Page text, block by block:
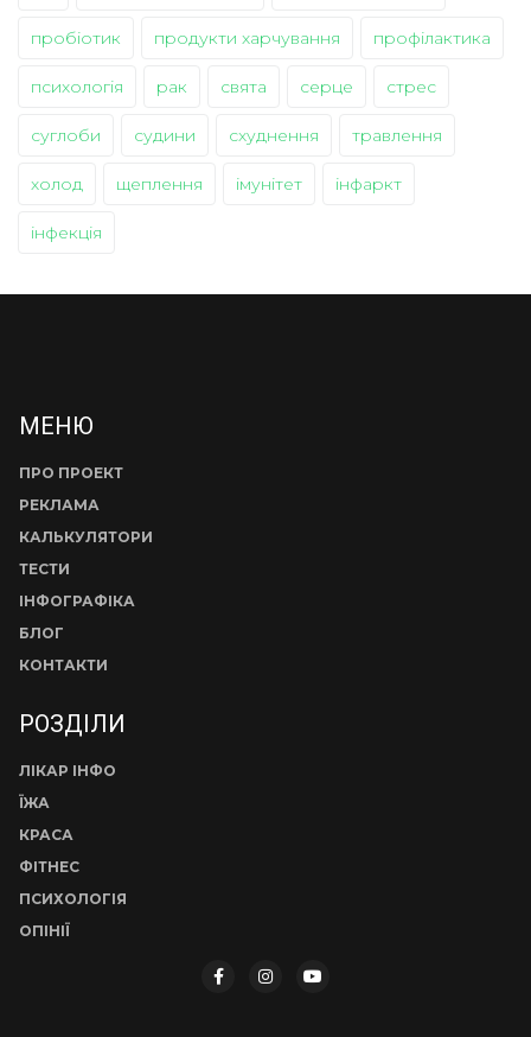
пробіотик продукти харчування профілактика
психологія рак свята серце стрес
суглоби судини схуднення травлення
холод щеплення імунітет інфаркт
інфекція
МЕНЮ
ПРО ПРОЕКТ
РЕКЛАМА
КАЛЬКУЛЯТОРИ
ТЕСТИ
ІНФОГРАФІКА
БЛОГ
КОНТАКТИ
РОЗДІЛИ
ЛІКАР ІНФО
ЇЖА
КРАСА
ФІТНЕС
ПСИХОЛОГІЯ
ОПІНІЇ